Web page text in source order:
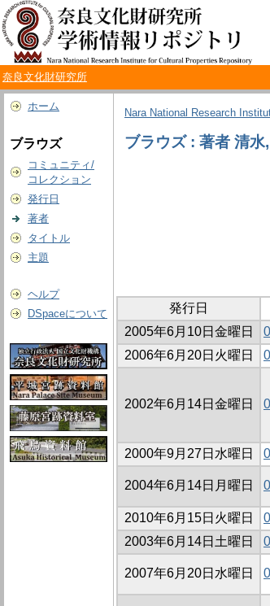
奈良文化財研究所
ホーム
ブラウズ
コミュニティ/
コレクション
発行日
著者
タイトル
主題
ヘルプ
DSpaceについて
Nara National Research
ブラウズ : 著者 清水
発行日
2005年6月10日金曜日
2006年6月20日火曜日
2002年6月14日金曜日
2000年9月27日水曜日
2004年6月14日月曜日
2010年6月15日火曜日
2003年6月14日土曜日
2007年6月20日水曜日